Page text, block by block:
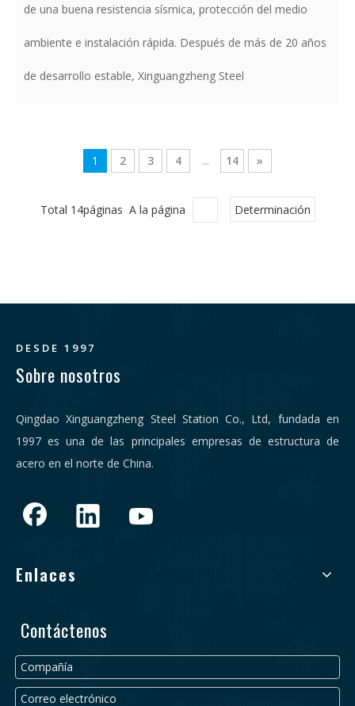
de una buena resistencia sísmica, protección del medio
ambiente e instalación rápida. Después de más de 20 años
de desarrollo estable, Xinguangzheng Steel
1 2 3 4 ... 14 »
Total 14páginas A la página Determinación
DESDE 1997
Sobre nosotros
Qingdao Xinguangzheng Steel Station Co., Ltd, fundada en
1997 es una de las principales empresas de estructura de
acero en el norte de China.
Enlaces
Contáctenos